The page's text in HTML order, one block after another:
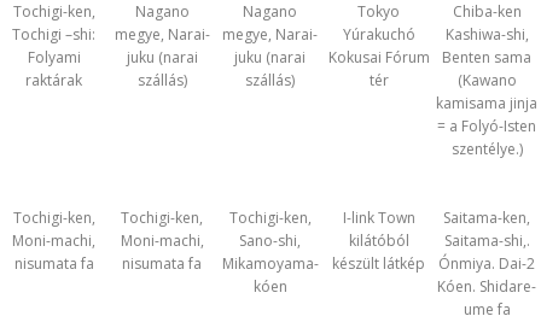
Tochigi-ken,
Tochigi –shi:
Folyami
raktárak
Nagano
megye, Narai-
juku (narai
szállás)
Nagano
megye, Narai-
juku (narai
szállás)
Tokyo
Yúrakuchó
Kokusai Fórum
tér
Chiba-ken
Kashiwa-shi,
Benten sama
(Kawano
kamisama jinja
= a Folyó-Isten
szentélye.)
Tochigi-ken,
Moni-machi,
nisumata fa
Tochigi-ken,
Moni-machi,
nisumata fa
Tochigi-ken,
Sano-shi,
Mikamoyama-
kóen
I-link Town
kilátóból
készült látkép
Saitama-ken,
Saitama-shi,.
Ónmiya. Dai-2
Kóen. Shidare-
ume fa